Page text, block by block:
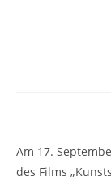
Am 17.
des Films